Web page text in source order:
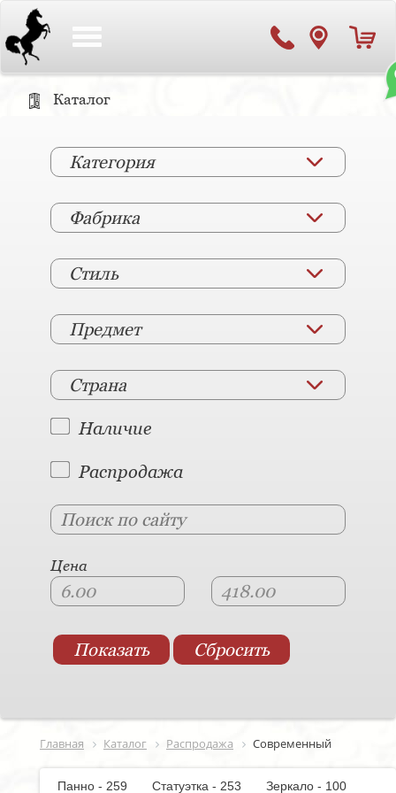
Каталог
Категория
Фабрика
Стиль
Предмет
Страна
Наличие
Распродажа
Цена
Главная Каталог Распродажа Современный
Панно - 259 Статуэтка - 253
Зеркало - 100